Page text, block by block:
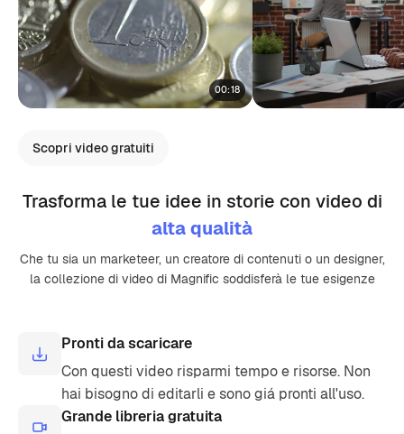
00:18
Scopri video gratuiti
Trasforma le tue idee in storie con video di
alta qualità
Che tu sia un marketeer, un creatore di contenuti o un designer,
la collezione di video di Magnific soddisferà le tue esigenze
Pronti da scaricare
Con questi video risparmi tempo e risorse. Non
hai bisogno di editarli e sono giá pronti all'uso.
Grande libreria gratuita